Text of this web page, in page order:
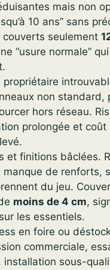
mais non
10 ans” sans
couverts seulement
“usure normale”
propriétaire
non standard,
hors réseau.
prolongée et coût
et finitions bâclées.
manque de renforts,
du jeu.
moins de 4 cm,
les essentiels.
en foire ou
commerciale,
installation sous-